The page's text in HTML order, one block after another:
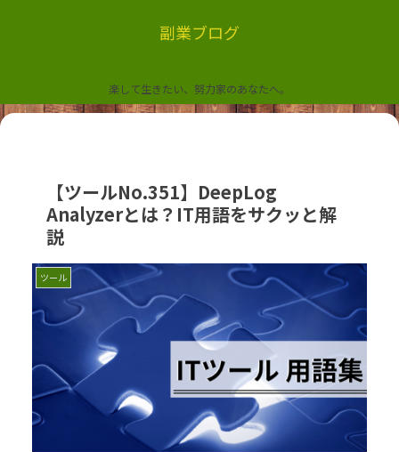
副業ブログ
楽して生きたい、努力家のあなたへ。
【ツールNo.351】DeepLog
Analyzerとは？IT用語をサクッと解
説
ツール